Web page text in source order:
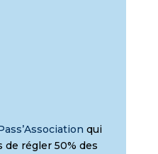
qui
régler 50% des